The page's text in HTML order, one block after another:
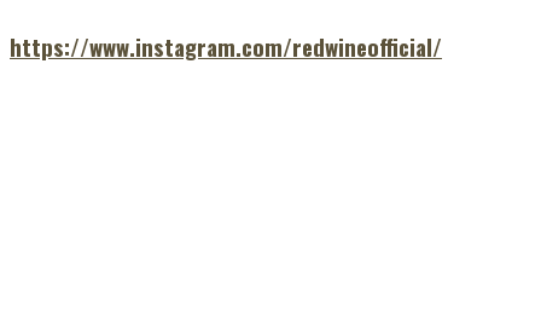
https://www.instagram.com/redwineofficial/